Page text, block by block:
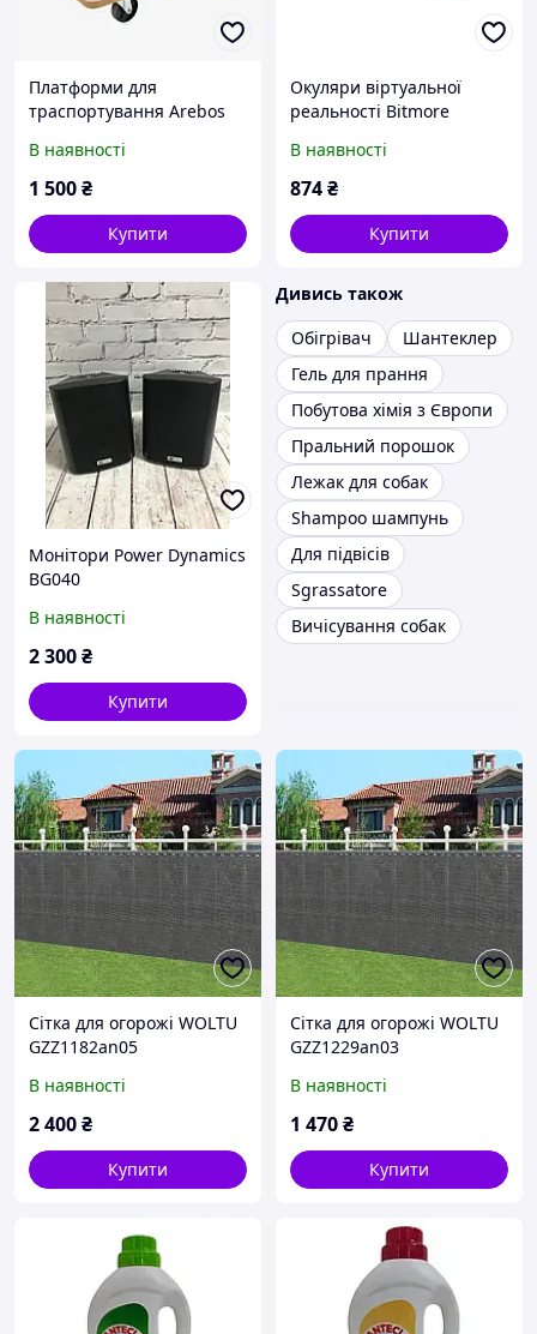
Платформи для
траспортування Arebos
В наявності
1 500₴
Купити
Окуляри віртуальної
реальності Bitmore
В наявності
874₴
Купити
Монітори Power Dynamics
BG040
В наявності
2 300₴
Купити
Дивись також
Обігрівач
Шантеклер
Гель для прання
Побутова хімія з Європи
Пральний порошок
Лежак для собак
Shampoo шампунь
Для підвісів
Sgrassatore
Вичісування собак
Сітка для огорожі WOLTU
GZZ1182an05
В наявності
2 400₴
Купити
Сітка для огорожі WOLTU
GZZ1229an03
В наявності
1 470₴
Купити